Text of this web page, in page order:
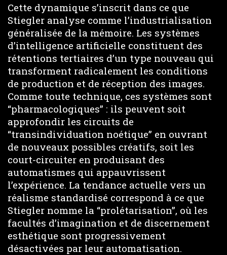
Cette dynamique s’inscrit dans ce que
Stiegler analyse comme l’industrialisation
généralisée de la mémoire. Les systèmes
d’intelligence artificielle constituent des
rétentions tertiaires d’un type nouveau qui
transforment radicalement les conditions
de production et de réception des images.
Comme toute technique, ces systèmes sont
“pharmacologiques” : ils peuvent soit
approfondir les circuits de
“transindividuation noétique” en ouvrant
de nouveaux possibles créatifs, soit les
court-circuiter en produisant des
automatismes qui appauvrissent
l’expérience. La tendance actuelle vers un
réalisme standardisé correspond à ce que
Stiegler nomme la “prolétarisation”, où les
facultés d’imagination et de discernement
esthétique sont progressivement
désactivées par leur automatisation.